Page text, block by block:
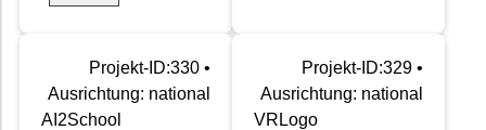
Projekt-ID:330 •
Ausrichtung: national
AI2School
Projekt-ID:329 •
Ausrichtung: national
VRLogo